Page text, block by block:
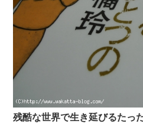
残酷な世界で生き延びるたっ